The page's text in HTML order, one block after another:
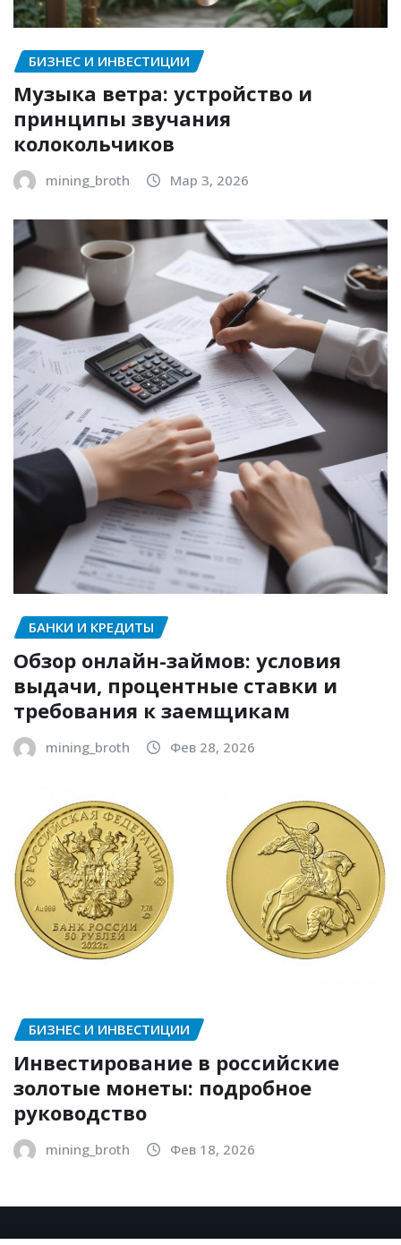
БИЗНЕС И ИНВЕСТИЦИИ
Музыка ветра: устройство и
принципы звучания
колокольчиков
mining_broth Мар 3, 2026
БАНКИ И КРЕДИТЫ
Обзор онлайн-займов: условия
выдачи, процентные ставки и
требования к заемщикам
mining_broth Фев 28, 2026
БИЗНЕС И ИНВЕСТИЦИИ
Инвестирование в российские
золотые монеты: подробное
руководство
mining_broth Фев 18, 2026